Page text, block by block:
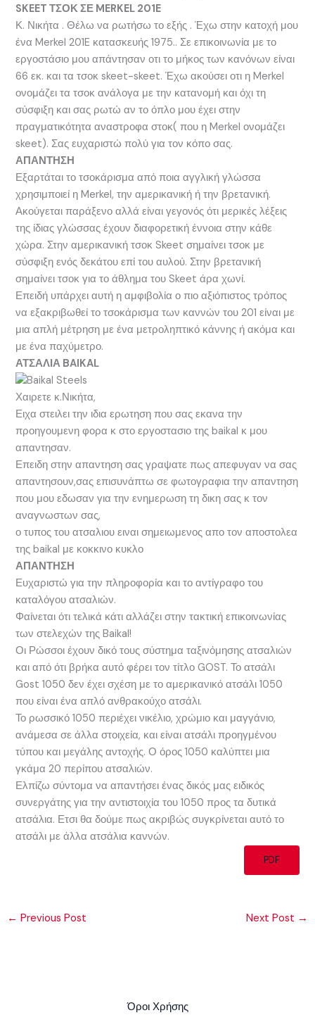
SKEET ΤΣΟΚ ΣΕ MERKEL 201E
Κ. Νικήτα . Θέλω να ρωτήσω το εξής . Έχω στην κατοχή μου
ένα Merkel 201E κατασκευής 1975.. Σε επικοινωνία με το
εργοστάσιο μου απάντησαν οτι το μήκος των κανόνων είναι
66 εκ. και τα τσοκ skeet-skeet. Έχω ακούσει οτι η Merkel
ονομάζει τα τσοκ ανάλογα με την κατανομή και όχι τη
σύσφιξη και σας ρωτώ αν το όπλο μου έχει στην
πραγματικότητα αναστροφα στοκ( που η Merkel ονομάζει
skeet). Σας ευχαριστώ πολύ για τον κόπο σας.
ΑΠΑΝΤΗΣΗ
Εξαρτάται το τσοκάρισμα από ποια αγγλική γλώσσα
χρησιμποιεί η Merkel, την αμερικανική ή την βρετανική.
Ακούγεται παράξενο αλλά είναι γεγονός ότι μερικές λέξεις
της ίδιας γλώσσας έχουν διαφορετική έννοια στην κάθε
χώρα. Στην αμερικανική τσοκ Skeet σημαίνει τσοκ με
σύσφιξη ενός δεκάτου επί του αυλού. Στην βρετανική
σημαίνει τσοκ για το άθλημα του Skeet άρα χωνί.
Επειδή υπάρχει αυτή η αμφιβολία ο πιο αξιόπιστος τρόπος
να εξακριβωθεί το τσοκάρισμα των καννών του 201 είναι με
μια απλή μέτρηση με ένα μετροληπτικό κάννης ή ακόμα και
με ένα παχύμετρο.
ΑΤΣΑΛΙΑ BAIKAL
Χαιρετε κ.Νικήτα,
Ειχα στειλει την ιδια ερωτηση που σας εκανα την
προηγουμενη φορα κ στο εργοστασιο της baikal κ μου
απαντησαν.
Επειδη στην απαντηση σας γραψατε πως απεφυγαν να σας
απαντησουν,σας επισυνάπτω σε φωτογραφια την απαντηση
που μου εδωσαν για την ενημερωση τη δικη σας κ τον
αναγνωστων σας,
ο τυπος του ατσαλιου ειναι σημειωμενος απο τον αποστολεα
της baikal με κοκκινο κυκλο
ΑΠΑΝΤΗΣΗ
Ευχαριστώ για την πληροφορία και το αντίγραφο του
καταλόγου ατσαλιών.
Φαίνεται ότι τελικά κάτι αλλάζει στην τακτική επικοινωνίας
των στελεχών της Baikal!
Οι Ρώσσοι έχουν δικό τους σύστημα ταξινόμησης ατσαλιών
και από ότι βρήκα αυτό φέρει τον τίτλο GOST. Το ατσάλι
Gost 1050 δεν έχει σχέση με το αμερικανικό ατσάλι 1050
που είναι ένα απλό ανθρακούχο ατσάλι.
Το ρωσσικό 1050 περιέχει νικέλιο, χρώμιο και μαγγάνιο,
ανάμεσα σε άλλα στοιχεία, και είναι ατσάλι προηγμένου
τύπου και μεγάλης αντοχής. Ο όρος 1050 καλύπτει μια
γκάμα 20 περίπου ατσαλιών.
Ελπίζω σύντομα να απαντήσει ένας δικός μας ειδικός
συνεργάτης για την αντιστοιχία του 1050 προς τα δυτικά
ατσάλια. Ετσι θα δούμε πως ακριβώς συγκρίνεται αυτό το
ατσάλι με άλλα ατσάλια καννών.
PDF
← Previous Post Next Post →
Όροι Χρήσης